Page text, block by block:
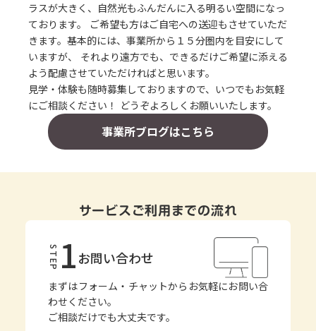
ラスが大きく、自然光もふんだんに入る明るい空間になっ
ております。 ご希望も方はご自宅への送迎もさせていただ
きます。基本的には、事業所から１５分圏内を目安にして
いますが、 それより遠方でも、できるだけご希望に添える
よう配慮させていただければと思います。
見学・体験も随時募集しておりますので、いつでもお気軽
にご相談ください！ どうぞよろしくお願いいたします。
事業所ブログはこちら
サービスご利用までの流れ
STEP 1お問い合わせ
まずはフォーム・チャットからお気軽にお問い合
わせください。
ご相談だけでも大丈夫です。